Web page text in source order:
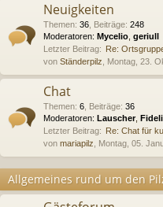
Neuigkeiten
Themen: 36 Beiträge: 248
Moderatoren: Mycelio geriull
Letzter Beitrag: Re:
von Ständerpilz , Montag, 23.
Chat
Themen: 6 Beiträge: 36
Moderatoren: Lauscher,
Letzter Beitrag: Re: Chat für
von mariapilz , Montag, 05.
Allgemeines rund um den